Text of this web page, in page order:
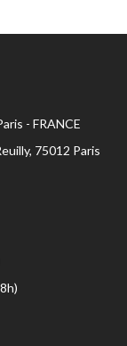
- FRANCE
75012 Paris